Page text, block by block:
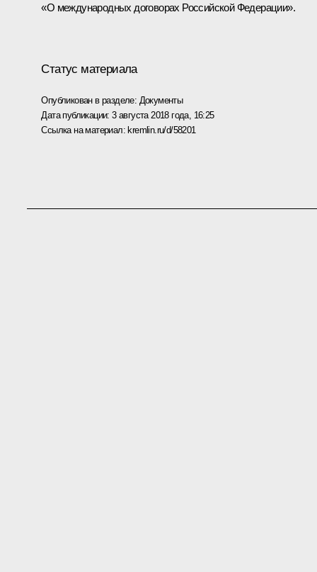
«О международных договорах Российской Федерации».
Статус материала
Опубликован в разделе: Документы
Дата публикации:3 августа 2018 года, 16:25
Ссылка на материал: kremlin.ru/d/58201